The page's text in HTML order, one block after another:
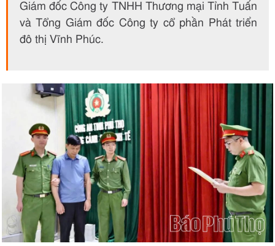
Giám đốc Công ty TNHH Thương mại Tỉnh Tuấn
và Tổng Giám đốc Công ty cổ phần Phát triển
đô thị Vĩnh Phúc.